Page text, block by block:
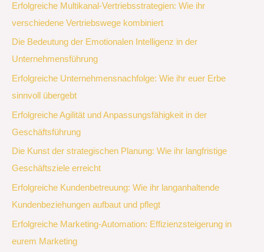
Erfolgreiche Multikanal-Vertriebsstrategien: Wie ihr
verschiedene Vertriebswege kombiniert
Die Bedeutung der Emotionalen Intelligenz in der
Unternehmensführung
Erfolgreiche Unternehmensnachfolge: Wie ihr euer Erbe
sinnvoll übergebt
Erfolgreiche Agilität und Anpassungsfähigkeit in der
Geschäftsführung
Die Kunst der strategischen Planung: Wie ihr langfristige
Geschäftsziele erreicht
Erfolgreiche Kundenbetreuung: Wie ihr langanhaltende
Kundenbeziehungen aufbaut und pflegt
Erfolgreiche Marketing-Automation: Effizienzsteigerung in
eurem Marketing